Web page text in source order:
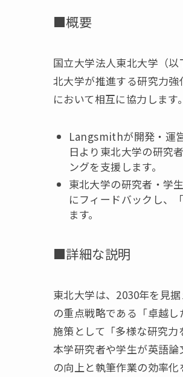
■概要
国立大学法人東北大学（
北大学が推進する研究力
において相互に協力します。
Langsmithが開発・運
日より東北大学の研究
ングを支援します。
東北大学の研究者・
にフィードバックし、
ます。
■詳細な説明
東北大学は、2030年を見
の重点戦略である「卓越
施策として「多様な研究力
本学研究者や学生が英語
の向上と執筆作業の効率